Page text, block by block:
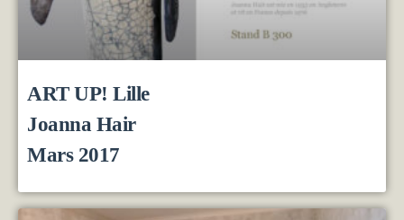
ART UP! Lille
Joanna Hair
Mars 2017